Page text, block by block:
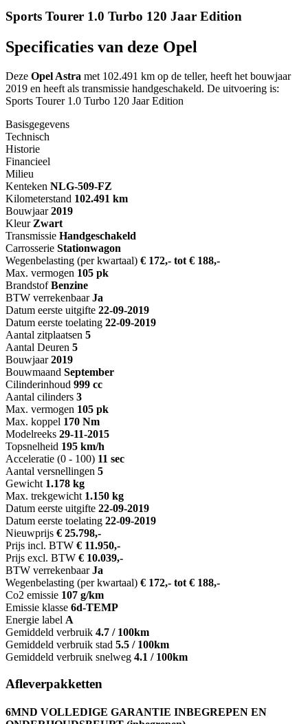
Sports Tourer 1.0 Turbo 120 Jaar Edition
Specificaties van deze Opel
Deze Opel Astra met 102.491 km op de teller, heeft het bouwjaar
2019 en heeft als transmissie handgeschakeld. De uitvoering is:
Sports Tourer 1.0 Turbo 120 Jaar Edition
Basisgegevens
Technisch
Historie
Financieel
Milieu
Kenteken NLG-509-FZ
Kilometerstand 102.491 km
Bouwjaar 2019
Kleur Zwart
Transmissie Handgeschakeld
Carrosserie Stationwagon
Wegenbelasting (per kwartaal) € 172,- tot € 188,-
Max. vermogen 105 pk
Brandstof Benzine
BTW verrekenbaar Ja
Datum eerste uitgifte 22-09-2019
Datum eerste toelating 22-09-2019
Aantal zitplaatsen 5
Aantal Deuren 5
Bouwjaar 2019
Bouwmaand September
Cilinderinhoud 999 cc
Aantal cilinders 3
Max. vermogen 105 pk
Max. koppel 170 Nm
Modelreeks 29-11-2015
Topsnelheid 195 km/h
Acceleratie (0 - 100) 11 sec
Aantal versnellingen 5
Gewicht 1.178 kg
Max. trekgewicht 1.150 kg
Datum eerste uitgifte 22-09-2019
Datum eerste toelating 22-09-2019
Nieuwprijs € 25.798,-
Prijs incl. BTW € 11.950,-
Prijs excl. BTW € 10.039,-
BTW verrekenbaar Ja
Wegenbelasting (per kwartaal) € 172,- tot € 188,-
Co2 emissie 107 g/km
Emissie klasse 6d-TEMP
Energie label A
Gemiddeld verbruik 4.7 / 100km
Gemiddeld verbruik stad 5.5 / 100km
Gemiddeld verbruik snelweg 4.1 / 100km
Afleverpakketten
6MND VOLLEDIGE GARANTIE INBEGREPEN EN